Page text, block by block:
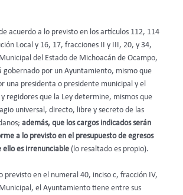
acuerdo a lo previsto en los artículos 112, 114
Local y 16, 17, fracciones II y III, 20, y 34,
del Estado de Michoacán de Ocampo,
gobernado por un Ayuntamiento, mismo que
una presidenta o presidente municipal y el
regidores que la Ley determine, mismos que
universal, directo, libre y secreto de las
además, que los cargos indicados serán
a lo previsto en el presupuesto de egresos
ello es irrenunciable (lo resaltado es propio).
previsto en el numeral 40, inciso c, fracción IV,
el Ayuntamiento tiene entre sus